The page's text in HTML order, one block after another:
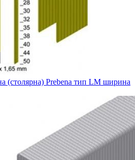
(столярна) Prebena тип LM ширина